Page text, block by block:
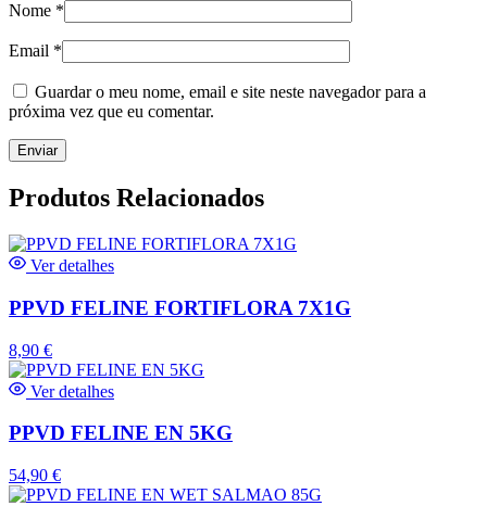
Nome *
Email *
Guardar o meu nome, email e site neste navegador para a
próxima vez que eu comentar.
Produtos Relacionados
Ver detalhes
PPVD FELINE FORTIFLORA 7X1G
8,90 €
Ver detalhes
PPVD FELINE EN 5KG
54,90 €